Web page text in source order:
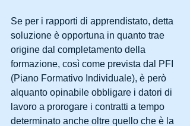
Se per i rapporti di apprendistato, detta
soluzione è opportuna in quanto trae
origine dal completamento della
formazione, così come prevista dal PFI
(Piano Formativo Individuale), è però
alquanto opinabile obbligare i datori di
lavoro a prorogare i contratti a tempo
determinato anche oltre quello che è la